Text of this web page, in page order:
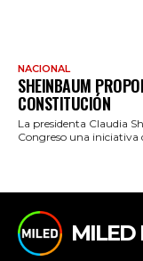
NACIONAL
SHEINBAUM
CONSTITUCIÓN
La presidenta Claudia
Congreso una iniciativa
MILED